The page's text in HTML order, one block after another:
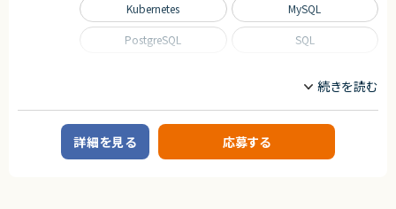
・Webアプリケーションの設計・実装経験（5年以上）
・Java、Go、TypeScriptなど型のある言語での開発経験
・React / Next.js を用いたフロントエンド開発経験
・Kotlin または Java でのバックエンド開発経験
【尚可スキル】
・TDD、DDDなど品質を重視した開発手法への理解・関心
・新規事業の立ち上げ〜グロースフェーズの開発経験
・LLM / 生成AIを組み込んだプロダクトのPoC・開発経験
・Salesforce等、外部SaaS API連携の設計・実装経験
インフラエンジニア/SRE
サーバーサイドエンジニア
■企業概要
Kubernetes MySQL
PostgreSQL SQL
詳細を見る 応募する